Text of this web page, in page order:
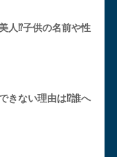
人⁉︎子供の名前や性
きない理由は⁉︎誰へ